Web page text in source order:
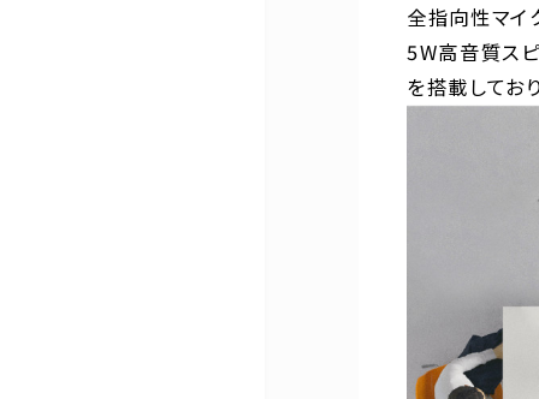
全指向性マイ
5W高音質ス
を搭載してお